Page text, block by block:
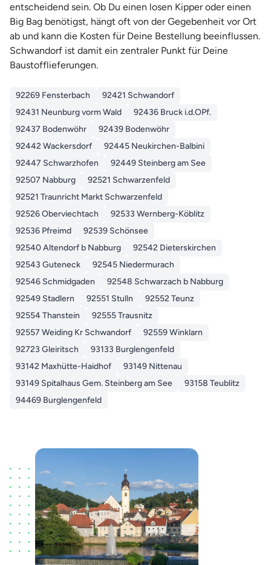
entscheidend sein. Ob Du einen losen Kipper oder einen
Big Bag benötigst, hängt oft von der Gegebenheit vor Ort
ab und kann die Kosten für Deine Bestellung beeinflussen.
Schwandorf ist damit ein zentraler Punkt für Deine
Baustofflieferungen.
92269 Fensterbach
92421 Schwandorf
92431 Neunburg vorm Wald
92436 Bruck i.d.OPf.
92437 Bodenwöhr
92439 Bodenwöhr
92442 Wackersdorf
92445 Neukirchen-Balbini
92447 Schwarzhofen
92449 Steinberg am See
92507 Nabburg
92521 Schwarzenfeld
92521 Traunricht Markt Schwarzenfeld
92526 Oberviechtach
92533 Wernberg-Köblitz
92536 Pfreimd
92539 Schönsee
92540 Altendorf b Nabburg
92542 Dieterskirchen
92543 Guteneck
92545 Niedermurach
92546 Schmidgaden
92548 Schwarzach b Nabburg
92549 Stadlern
92551 Stulln
92552 Teunz
92554 Thanstein
92555 Trausnitz
92557 Weiding Kr Schwandorf
92559 Winklarn
92723 Gleiritsch
93133 Burglengenfeld
93142 Maxhütte-Haidhof
93149 Nittenau
93149 Spitalhaus Gem. Steinberg am See
93158 Teublitz
94469 Burglengenfeld